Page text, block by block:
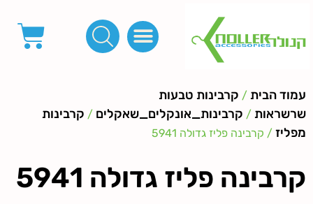
עמוד הבית / קרבינות טבעות
שרשראות / קרבינות_אונקלים_שאקלים / קרבינות
מפליז / קרבינה פליז גדולה 5941
קרבינה פליז גדולה 5941